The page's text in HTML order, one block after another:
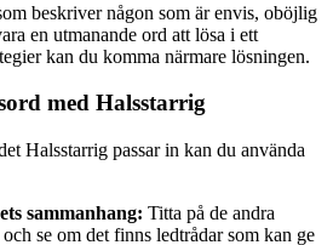
beskriver någon som är envis, oböjlig
en utmanande ord att lösa i ett
kan du komma närmare lösningen.
med Halsstarrig
Halsstarrig passar in kan du använda
sammanhang: Titta på de andra
se om det finns ledtrådar som kan ge